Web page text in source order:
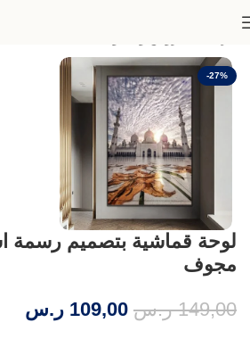
-27%
لوحة قماشية بتصميم رسمة
مجوف
149,00 ر.س 109,00 ر.س